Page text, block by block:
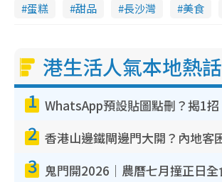
蛋糕
甜品 長沙灣 美食
港生活人氣本地熱話
1
2
3